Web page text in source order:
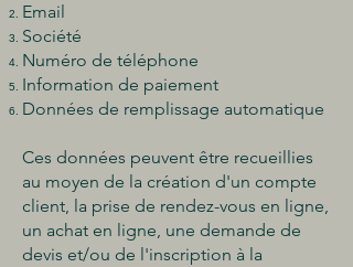
Email
Société
Numéro de téléphone
Information de paiement
Données de remplissage automatique
Ces données peuvent être recueillies
au moyen de la création d'un compte
client, la prise de rendez-vous en ligne,
un achat en ligne, une demande de
devis et/ou de l'inscription à la